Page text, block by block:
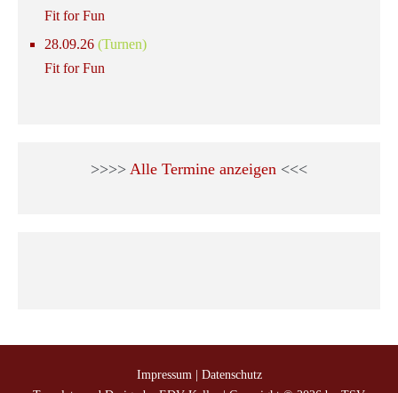
Fit for Fun
28.09.26 (Turnen)
Fit for Fun
>>>> Alle Termine anzeigen <<<
Impressum
Datenschutz